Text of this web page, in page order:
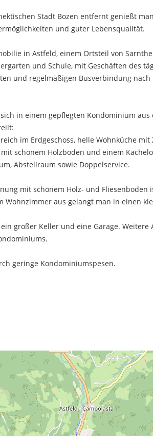
Stadt Bozen entfernt genießt
und guter Lebensqualität.
in Astfeld, einem Ortsteil von
und Schule, mit Geschäften des
und regelmäßigen Busverbindung
in einem gepflegten Kondominium aus
im Erdgeschoss, helle Wohnküche mit
schönem Holzboden und einem
Abstellraum sowie Doppelservice.
mit schönem Holz- und
Wohnzimmer aus gelangt man in einen
großer Keller und eine Garage.
geringe Kondominiumspesen.